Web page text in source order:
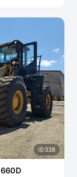
338